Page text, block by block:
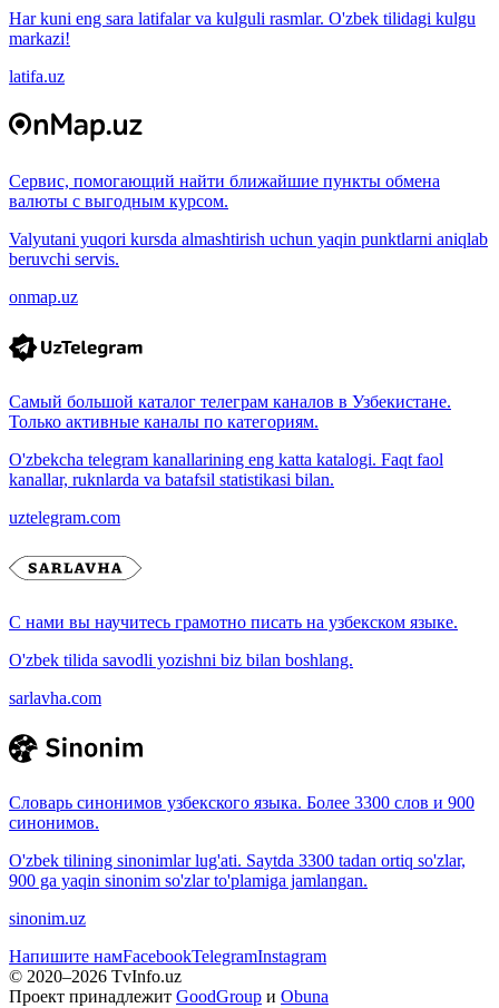
Har kuni eng sara latifalar va kulguli rasmlar. O'zbek tilidagi kulgu
markazi!
latifa.uz
Сервис, помогающий найти ближайшие пункты обмена
валюты с выгодным курсом.
Valyutani yuqori kursda almashtirish uchun yaqin punktlarni aniqlab
beruvchi servis.
onmap.uz
Самый большой каталог телеграм каналов в Узбекистане.
Только активные каналы по категориям.
O'zbekcha telegram kanallarining eng katta katalogi. Faqt faol
kanallar, ruknlarda va batafsil statistikasi bilan.
uztelegram.com
С нами вы научитесь грамотно писать на узбекском языке.
O'zbek tilida savodli yozishni biz bilan boshlang.
sarlavha.com
Словарь синонимов узбекского языка. Более 3300 слов и 900
синонимов.
O'zbek tilining sinonimlar lug'ati. Saytda 3300 tadan ortiq so'zlar,
900 ga yaqin sinonim so'zlar to'plamiga jamlangan.
sinonim.uz
Напишите намFacebookTelegramInstagram
© 2020–2026 TvInfo.uz
Проект принадлежит GoodGroup и Obuna